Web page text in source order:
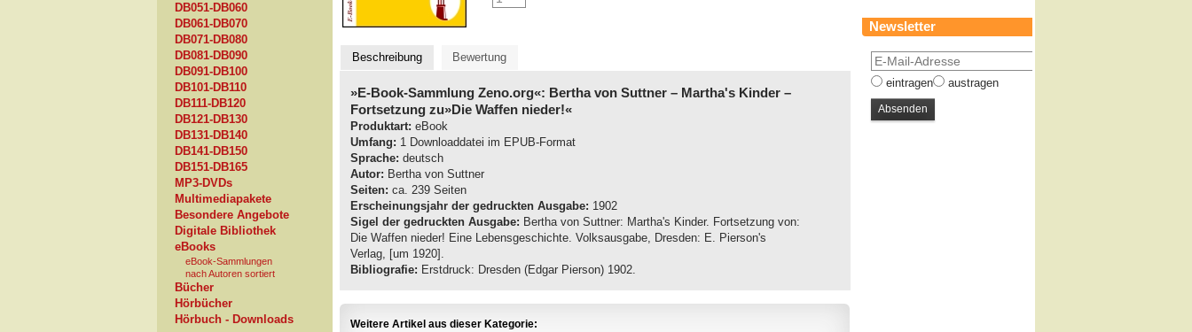
DB051-DB060
DB061-DB070
DB071-DB080
DB081-DB090
DB091-DB100
DB101-DB110
DB111-DB120
DB121-DB130
DB131-DB140
DB141-DB150
DB151-DB165
MP3-DVDs
Multimediapakete
Besondere Angebote
Digitale Bibliothek
eBooks
eBook-Sammlungen
nach Autoren sortiert
Bücher
Hörbücher
Hörbuch - Downloads
Beschreibung Bewertung
»E-Book-Sammlung Zeno.org«: Bertha von Suttner – Martha's Kinder –
Fortsetzung zu»Die Waffen nieder!«
Produktart: eBook
Umfang: 1 Downloaddatei im EPUB-Format
Sprache: deutsch
Autor: Bertha von Suttner
Seiten: ca. 239 Seiten
Erscheinungsjahr der gedruckten Ausgabe: 1902
Sigel der gedruckten Ausgabe: Bertha von Suttner: Martha's Kinder. Fortsetzung von:
Die Waffen nieder! Eine Lebensgeschichte. Volksausgabe, Dresden: E. Pierson's
Verlag, [um 1920].
Bibliografie: Erstdruck: Dresden (Edgar Pierson) 1902.
Weitere Artikel aus dieser Kategorie:
Newsletter
eintragen austragen